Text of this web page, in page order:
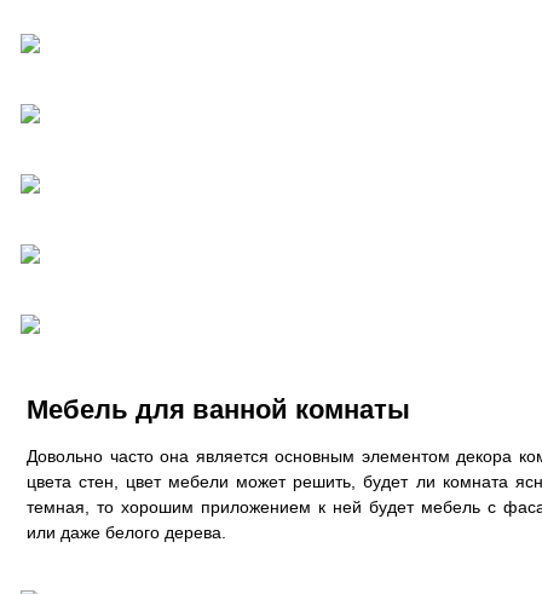
Мебель для ванной комнаты
Довольно часто она является основным элементом декора
цвета стен, цвет мебели может решить, будет ли комната
темная, то хорошим приложением к ней будет мебель с
или даже белого дерева.